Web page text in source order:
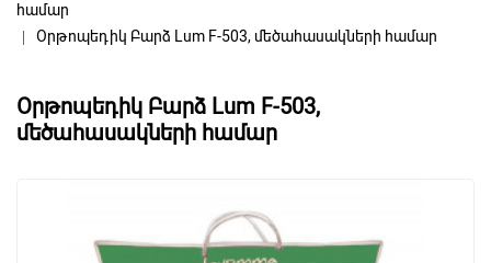
համար
Օրթոպեդիկ Բարձ Lum F-503, մեծահասակների համար
Օրթոպեդիկ Բարձ Lum F-503,
մեծահասակների համար